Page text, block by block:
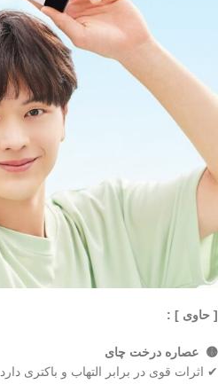
[ حاوی ] :
🟡 عصاره درخت چای
✔ اثرات قوی در برابر التهاب و باکتری دارد